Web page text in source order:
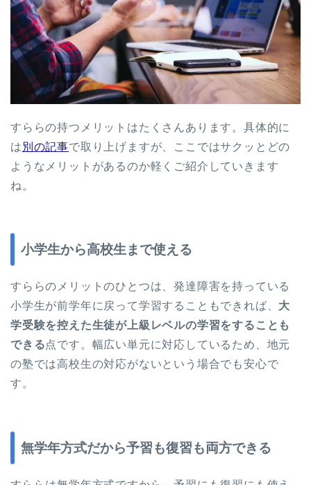
すららの持つメリットはたくさんあります。具体的に
は 別の記事で取り上げますが、ここではサクッとどの
ようなメリットがあるのか軽くご紹介していきます
ね。
小学生から高校生まで使える
すららのメリットのひとつは、発達障害を持っている
小学生が前学年に戻って学習することもできれば、 大
学受験を控えた生徒が上級レベルの学習をすることも
できる点です。幅広い単元に対応しているため、地元
の塾では高校生の対応がないという場合でも安心で
す。
無学年方式だから予習も復習も両方できる